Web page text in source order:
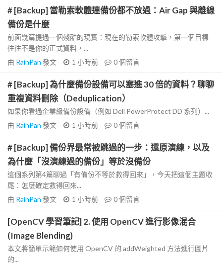
# [Backup] 當勒索軟體連備份都不放過：Air Gap 與離線
備份是什麼
前面幾篇提過一個殘酷的現實：現在的勒索軟體攻擊，第一個目標
往往不是你的正式資料，...
由 RainPan 發文 1 小時前 0個留言
# [Backup] 為什麼備份設備可以塞進 30 倍的資料？聊聊
重複資料刪除（Deduplication）
如果你看過企業級備份設備（例如 Dell PowerProtect DD 系列）...
由 RainPan 發文 1 小時前 0個留言
# [Backup] 備份界最常被跳過的一步：還原演練，以及
為什麼「沒演練過的備份」等於沒備份
這個系列第4篇聊過「有備份不等於救得回來」，今天把這個主題收
尾：怎麼確定救得回來...
由 RainPan 發文 1 小時前 0個留言
[OpenCV 學習筆記] 2. 使用 OpenCV 進行影像混合
(Image Blending)
本文將簡單示範如何使用 OpenCV 的 addWeighted 方法進行圖片
的...